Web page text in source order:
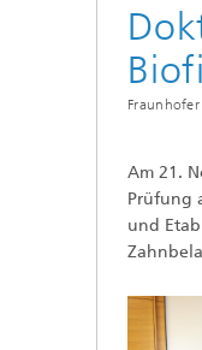
Am 21.
Prüfung
und